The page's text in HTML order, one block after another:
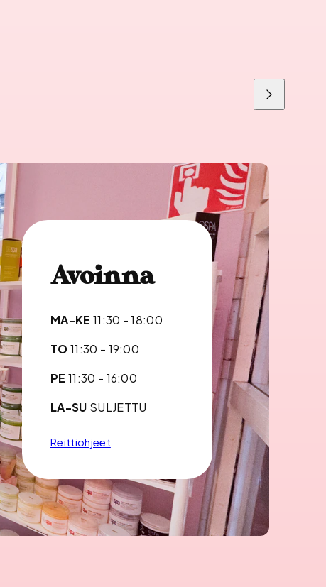
Liu'uta
oikealle
Avoinna
MA-KE 11:30 - 18:00
TO11:30 - 19:00
PE 11:30 - 16:00
LA-SU SULJETTU
Reittiohjeet